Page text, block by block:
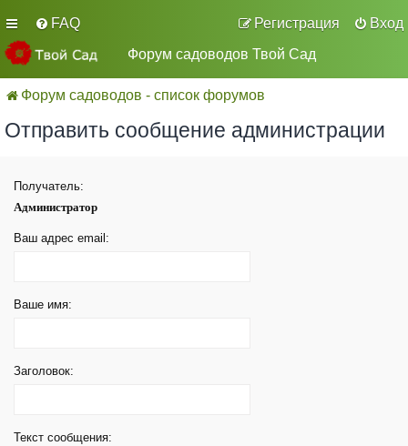
FAQ Вход
Регистрация
Форум садоводов Твой Сад
Форум садоводов - список форумов
Отправить сообщение администрации
Получатель:
Администратор
Ваш адрес email:
Ваше имя:
Заголовок:
Текст сообщения: